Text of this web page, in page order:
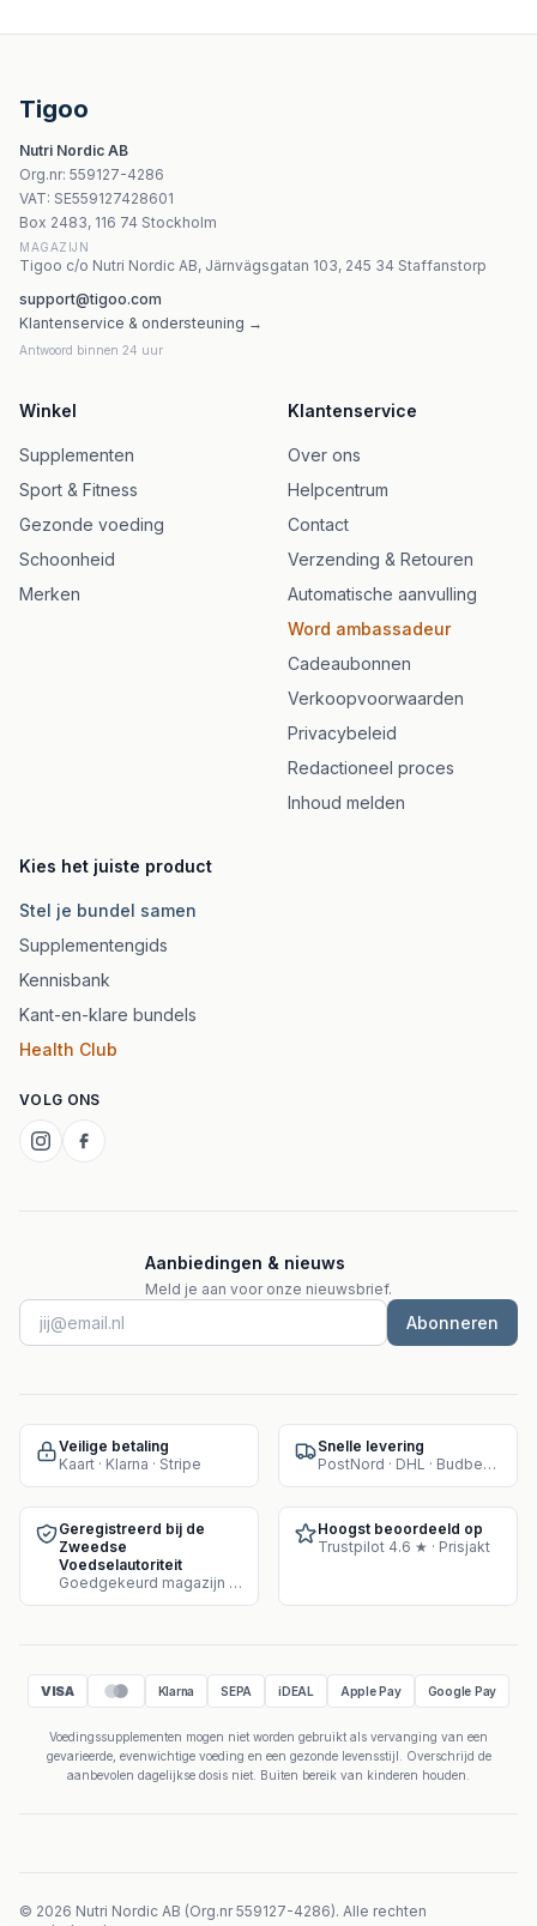
LABS 212 Hepa Spectrum Liver Support – 30 kapslar
Aura Herbals Garlic Immuno+ 30 kapslar - 30 dagars
Aura Herbals Cissus Immuno+ 600 mg – 60 veganska
NOW Foods Propolis 1500 5:1 Extrakt - 100 Vcaps
Tigoo
Nutri Nordic AB
Org.nr: 559127-4286
VAT: SE559127428601
Box 2483, 116 74 Stockholm
MAGAZIJN
Tigoo c/o Nutri Nordic AB, Järnvägsgatan 103, 245 34 Staffanstorp
support@tigoo.com
Klantenservice & ondersteuning →
Antwoord binnen 24 uur
Winkel
Supplementen
Sport & Fitness
Gezonde voeding
Schoonheid
Merken
Klantenservice
Over ons
Helpcentrum
Contact
Verzending & Retouren
Automatische aanvulling
Word ambassadeur
Cadeaubonnen
Verkoopvoorwaarden
Privacybeleid
Redactioneel proces
Inhoud melden
Kies het juiste product
Stel je bundel samen
Supplementengids
Kennisbank
Kant-en-klare bundels
Health Club
VOLG ONS
Aanbiedingen & nieuws
Meld je aan voor onze nieuwsbrief.
Abonneren
Veilige betaling
Kaart · Klarna · Stripe
Snelle levering
PostNord · DHL · Budbee · Instabox
Geregistreerd bij de
Zweedse
Voedselautoriteit
Goedgekeurd magazijn voor supplementenverkoop
Hoogst beoordeeld op
Trustpilot 4.6 ★ · Prisjakt
VISA Klarna SEPA iDEAL Apple Pay Google Pay
Voedingssupplementen mogen niet worden gebruikt als vervanging van een
gevarieerde, evenwichtige voeding en een gezonde levensstijl. Overschrijd de
aanbevolen dagelijkse dosis niet. Buiten bereik van kinderen houden.
© 2026 Nutri Nordic AB (Org.nr 559127-4286). Alle rechten